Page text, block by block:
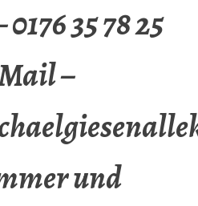
0176 35 78 25
–
und